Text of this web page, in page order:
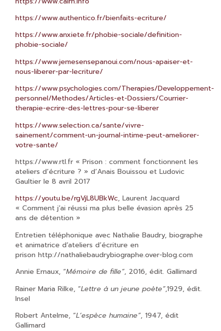
https://www.authentico.fr/bienfaits-ecriture/
https://www.anxiete.fr/phobie-sociale/definition-
phobie-sociale/
https://www.jemesensepanoui.com/nous-apaiser-et-
nous-liberer-par-lecriture/
https://www.psychologies.com/Therapies/Developpement-
personnel/Methodes/Articles-et-Dossiers/Courrier-
therapie-ecrire-des-lettres-pour-se-liberer
https://www.selection.ca/sante/vivre-
sainement/comment-un-journal-intime-peut-ameliorer-
votre-sante/
https://www.rtl.fr « Prison : comment fonctionnent les
ateliers d’écriture ? » d’Anais Bouissou et Ludovic
Gaultier le 8 avril 2017
https://youtu.be/rgVjL8UBkWc, Laurent Jacquard
« Comment j’ai réussi ma plus belle évasion après 25
ans de détention »
Entretien téléphonique avec Nathalie Baudry, biographe
et animatrice d’ateliers d’écriture en
prisonhttp://nathaliebaudrybiographe.over-blog.com
Annie Ernaux, “Mémoire de fille”, 2016, édit. Gallimard
Rainer Maria Rilke, “Lettre à un jeune poète”,1929, édit.
Insel
Robert Antelme, “L’espèce humaine”, 1947, édit
Gallimard